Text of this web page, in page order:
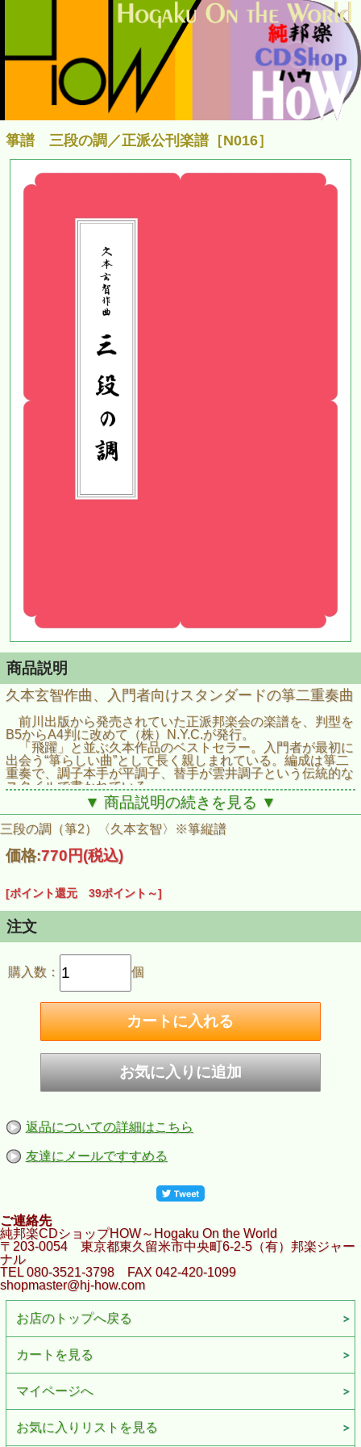
箏譜 三段の調／正派公刊楽譜［N016］
商品説明
久本玄智作曲、入門者向けスタンダードの箏二重奏曲
前川出版から発売されていた正派邦楽会の楽譜を、判型を
B5からA4判に改めて（株）N.Y.C.が発行。
「飛躍」と並ぶ久本作品のベストセラー。入門者が最初に
出会う“箏らしい曲”として長く親しまれている。編成は箏二
重奏で、調子本手が平調子、替手が雲井調子という伝統的な
スタイルで書かれている。
▼ 商品説明の続きを見る ▼
三段の調（箏2）〈久本玄智〉※箏縦譜
価格:770円(税込)
[ポイント還元 39ポイント～]
注文
購入数： 個
返品についての詳細はこちら
友達にメールですすめる
ご連絡先
純邦楽CDショップHOW～Hogaku On the World
〒203-0054 東京都東久留米市中央町6-2-5（有）邦楽ジャー
ナル
TEL 080-3521-3798 FAX 042-420-1099
shopmaster@hj-how.com
お店のトップへ戻る
カートを見る
マイページへ
お気に入りリストを見る